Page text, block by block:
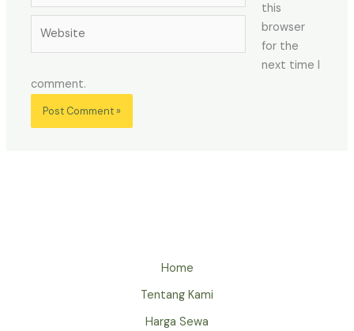
this
browser
for the
next time I
comment.
Home
Tentang Kami
Harga Sewa